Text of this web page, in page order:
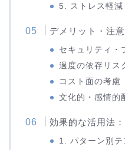
5. ストレス軽減
デメリット・注
セキュリティ・
過度の依存リス
コスト面の考慮
文化的・感情的
効果的な活用法
1. パターン別